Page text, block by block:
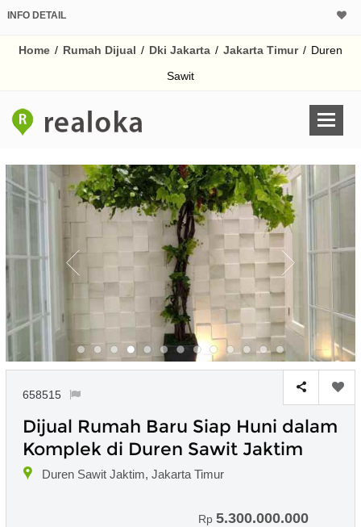
INFO DETAIL
Home / Rumah Dijual / Dki Jakarta / Jakarta Timur / Duren
Sawit
658515
Dijual Rumah Baru Siap Huni dalam
Komplek di Duren Sawit Jaktim
Duren Sawit Jaktim, Jakarta Timur
Rp 5.300.000.000
Harga Rp
% /th
Untuk hasil simulasi
pada kotak-